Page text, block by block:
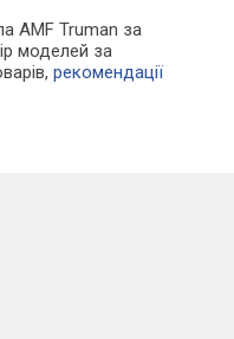
AMF Truman за
моделей за
рекомендації